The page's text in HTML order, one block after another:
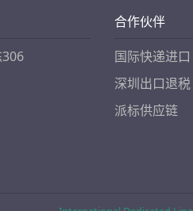
合作伙伴
国际快递进口
深圳出口退税
派标供应链